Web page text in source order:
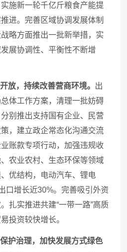
施新一轮千亿斤粮食产能提
进。完善区域协调发展体制
略方面推出一批新举措，实
展协调性、平衡性不断增
放，持续改善营商环境。 出
体工作方案，清理一批妨碍
别推出支持国有企业、民营
，建立政企常态化沟通交流
账款专项行动，加强违规收
农业农村、生态环保等领域
优结构，电动汽车、锂电
口增长近30%。完善吸引外资
扎实推进共建“一带一路”高质
投资较快增长。
护治理，加快发展方式绿色